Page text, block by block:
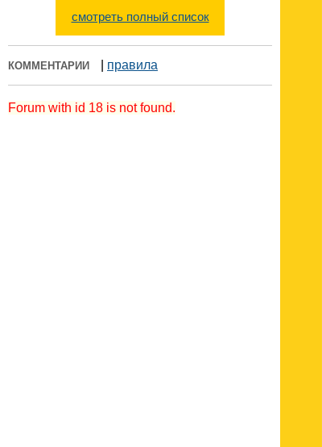
смотреть полный список
КОММЕНТАРИИ правила
Forum with id 18 is not found.